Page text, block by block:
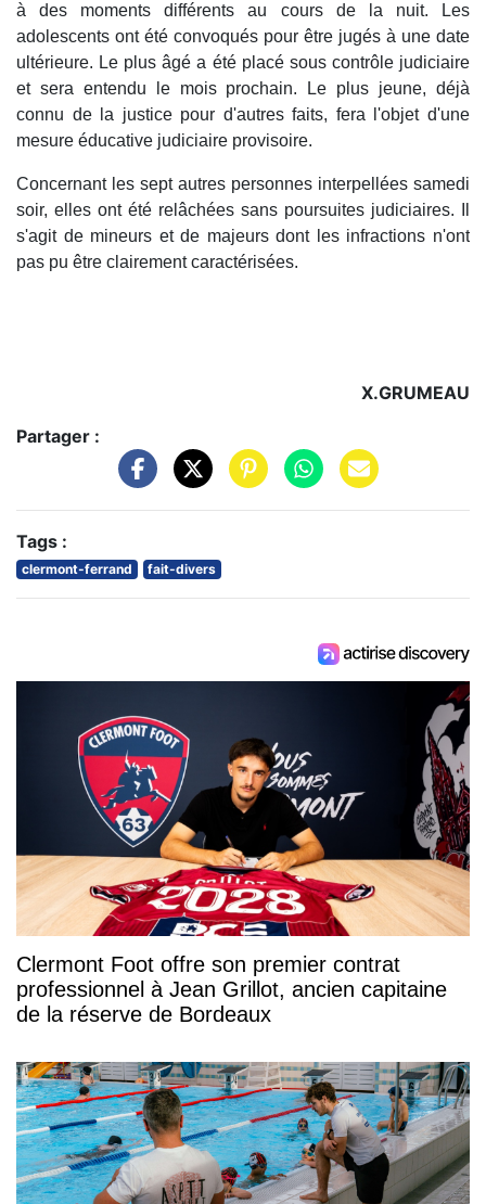
à des moments différents au cours de la nuit. Les
adolescents ont été convoqués pour être jugés à une date
ultérieure. Le plus âgé a été placé sous contrôle judiciaire
et sera entendu le mois prochain. Le plus jeune, déjà
connu de la justice pour d'autres faits, fera l'objet d'une
mesure éducative judiciaire provisoire.
Concernant les sept autres personnes interpellées samedi
soir, elles ont été relâchées sans poursuites judiciaires. Il
s'agit de mineurs et de majeurs dont les infractions n'ont
pas pu être clairement caractérisées.
X.GRUMEAU
Partager :
Tags :
clermont-ferrand fait-divers
Clermont Foot offre son premier contrat
professionnel à Jean Grillot, ancien capitaine
de la réserve de Bordeaux